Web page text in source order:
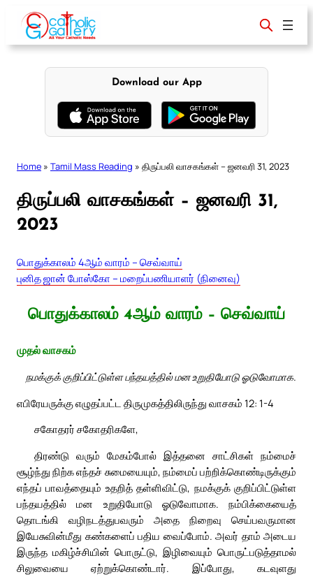
content
Download our App
Home » Tamil Mass Reading » திருப்பலி வாசகங்கள் – ஜனவரி 31, 2023
திருப்பலி வாசகங்கள் – ஜனவரி 31,
2023
பொதுக்காலம் 4ஆம் வாரம் – செவ்வாய்
புனித ஜான் போஸ்கோ – மறைப்பணியாளர் (நினைவு)
பொதுக்காலம் 4ஆம் வாரம் – செவ்வாய்
முதல் வாசகம்
நமக்குக் குறிப்பிட்டுள்ள பந்தயத்தில் மன உறுதியோடு ஓடுவோமாக.
எபிரேயருக்கு எழுதப்பட்ட திருமுகத்திலிருந்து வாசகம் 12: 1-4
சகோதரர் சகோதரிகளே,
திரண்டு வரும் மேகம்போல் இத்தனை சாட்சிகள் நம்மைச்
சூழ்ந்து நிற்க எந்தச் சுமையையும், நம்மைப் பற்றிக்கொண்டிருக்கும்
எந்தப் பாவத்தையும் உதறித் தள்ளிவிட்டு, நமக்குக் குறிப்பிட்டுள்ள
பந்தயத்தில் மன உறுதியோடு ஓடுவோமாக. நம்பிக்கையைத்
தொடங்கி வழிநடத்துபவரும் அதை நிறைவு செய்பவருமான
இயேசுவின்மீது கண்களைப் பதிய வைப்போம். அவர் தாம் அடைய
இருந்த மகிழ்ச்சியின் பொருட்டு, இழிவையும் பொருட்படுத்தாமல்
சிலுவையை ஏற்றுக்கொண்டார். இப்போது, கடவுளது